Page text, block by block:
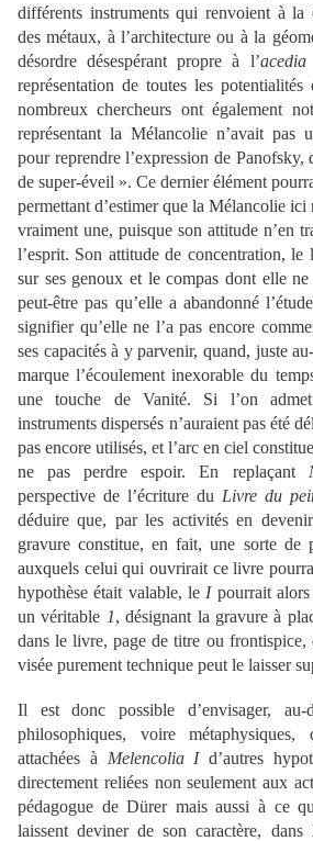
différents instruments qui renvoient à la
des métaux, à l’architecture ou à la
désordre désespérant propre à l’acedia
représentation de toutes les
nombreux chercheurs ont également
représentant la Mélancolie n’avait pas
pour reprendre l’expression de
de super-éveil ». Ce dernier élément
permettant d’estimer que la Mélancolie ici
vraiment une, puisque son attitude n’en
l’esprit. Son attitude de concentration, le
sur ses genoux et le compas dont elle ne
peut-être pas qu’elle a abandonné
signifier qu’elle ne l’a pas encore
ses capacités à y parvenir, quand, juste
marque l’écoulement inexorable du
une touche de Vanité. Si l’on
instruments dispersés n’auraient pas été
pas encore utilisés, et l’arc en ciel
ne pas perdre espoir. En replaçant
perspective de l’écriture du Livre du
déduire que, par les activités en
gravure constitue, en fait, une sorte de
auxquels celui qui ouvrirait ce livre
hypothèse était valable, le Ipourrait alors
un véritable 1, désignant la gravure à
dans le livre, page de titre ou frontispice,
visée purement technique peut le laisser
Il est donc possible d’envisager, au-
philosophiques, voire
attachées à Melencolia Id’autres
directement reliées non seulement aux
pédagogue de Dürer mais aussi à ce
laissent deviner de son caractère,